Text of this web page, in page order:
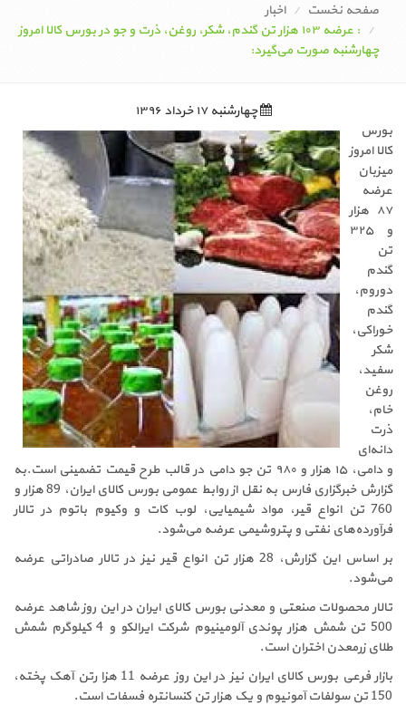
صفحه نخست
اخبار
: عرضه ۱۰۳ هزار تن گندم، شکر، روغن، ذرت و جو در بورس کالا امروز
چهارشنبه صورت می‌گیرد:
چهارشنبه ۱۷ خرداد ۱۳۹۶
بورس
کالا امروز
میزبان
عرضه
۸۷ هزار
و ۳۲۵
تن
گندم
دوروم،
گندم
خوراکی،
شکر
سفید،
روغن
خام،
ذرت
دانه‌ای
و دامی، ۱۵ هزار و ۹۸۰ تن جو دامی در قالب طرح قیمت تضمینی است.به
گزارش خبرگزاری فارس به نقل از روابط عمومی بورس کالای ایران، 89 هزار و
760 تن انواع قیر، مواد شیمیایی، لوب کات و وکیوم باتوم در تالار
فرآورده‌های نفتی و پتروشیمی عرضه می‌شود.
بر اساس این گزارش، 28 هزار تن انواع قیر نیز در تالار صادراتی عرضه
می‌شود.
تالار محصولات صنعتی و معدنی بورس کالای ایران در این روز شاهد عرضه
500 تن شمش هزار پوندی آلومینیوم شرکت ایرالکو و 4 کیلوگرم شمش
طلای زرمعدن اختران است.
بازار فرعی بورس کالای ایران نیز در این روز عرضه 11 هزا رتن آهک پخته،
150 تن سولفات آمونیوم و یک هزار تن کنسانتره فسفات است.